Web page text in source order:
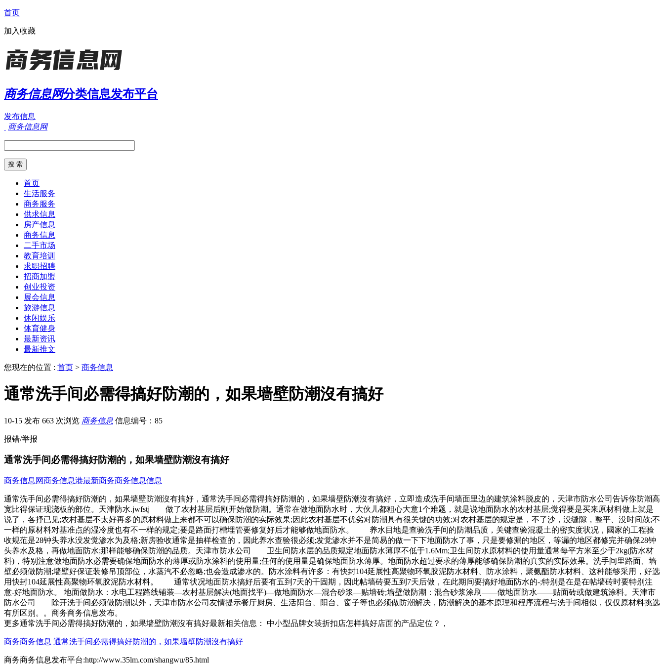
首页
加入收藏
商务信息网分类信息发布平台
发布信息
商务信息网
首页
生活服务
商务服务
供求信息
房产信息
商务信息
二手市场
教育培训
求职招聘
招商加盟
创业投资
展会信息
旅游信息
休闲娱乐
体育健身
最新资讯
最新推文
您现在的位置 : 首页 > 商务信息
通常洗手间必需得搞好防潮的，如果墙壁防潮沒有搞好
10-15 发布 663 次浏览 商务信息 信息编号：85
报错/举报
通常洗手间必需得搞好防潮的，如果墙壁防潮沒有搞好
商务信息网商务信息港最新商务商务信息信息
通常洗手间必需得搞好防潮的，如果墙壁防潮沒有搞好，通常洗手间必需得搞好防潮的，如果墙壁防潮沒有搞好，立即造成洗手间墙面里边的建筑涂料脱皮的，天津市防水公司告诉你防潮高
宽比得保证现浇板的部位。天津防水.jwfstj 做了农村基层后刚开始做防潮。通常在做地面防水时，大伙儿都粗心大意1个难题，就是说地面防水的农村基层;觉得要是买来原材料做上就是
说了，各抒已见;农村基层不太好再多的原材料做上来都不可以确保防潮的实际效果;因此农村基层不优劣对防潮具有很关键的功效;对农村基层的规定是，不了沙，没缝隙，整平、没时间鼓;不
一样的原材料对基准点的湿冷度也有不一样的规定;要是路面打槽埋管要修复好后才能够做地面防水。 养水目地是查验洗手间的防潮品质，关键查验混凝土的密实度状况，國家的工程验
收规范是28钟头养水没发觉渗水为及格;新房验收通常是抽样检查的，因此养水查验很必须;发觉渗水并不是简易的做一下下地面防水了事，只是要修漏的地区，等漏的地区都修完并确保28钟
头养水及格，再做地面防水;那样能够确保防潮的品质。天津市防水公司 卫生间防水层的品质规定地面防水薄厚不低于1.6Mm;卫生间防水原材料的使用量通常每平方米至少于2kg(防水材
料)，特别注意做地面防水必需要确保地面防水的薄厚或防水涂料的使用量;任何的使用量是确保地面防水薄厚。地面防水超过要求的薄厚能够确保防潮的真实的实际效果。洗手间里路面、墙
壁必须做防潮;墙壁好保证装修吊顶部位，水蒸汽不必忽略;也会造成渗水的。防水涂料有许多：有快封104延展性高聚物环氧胶泥防水材料、防水涂料，聚氨酯防水材料、这种能够采用，好选
用快封104延展性高聚物环氧胶泥防水材料。 通常状况地面防水搞好后要有五到7天的干固期，因此帖墙砖要五到7天后做，在此期间要搞好地面防水的-;特别是在是在帖墙砖时要特别注
意-好地面防水。 地面做防水：水电工程路线铺装—农村基层解决(地面找平)—做地面防水—混合砂浆—贴墙砖;墙壁做防潮：混合砂浆涂刷——做地面防水——贴面砖或做建筑涂料。天津市
防水公司 除开洗手间必须做防潮以外，天津市防水公司友情提示餐厅厨房、生活阳台、阳台、窗子等也必须做防潮解决，防潮解决的基本原理和程序流程与洗手间相似，仅仅原材料挑选
有所区别。。商务商务信息发布。
更多通常洗手间必需得搞好防潮的，如果墙壁防潮沒有搞好最新相关信息： 中小型品牌女装折扣店怎样搞好店面的产品定位？，
商务商务信息 通常洗手间必需得搞好防潮的，如果墙壁防潮沒有搞好
商务商务信息发布平台:http://www.35lm.com/shangwu/85.html